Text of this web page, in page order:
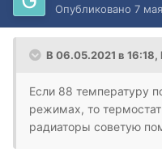
Опубликовано 7
В 06.05.2021 в 16:18,
Если 88 температуру
режимах, то
радиаторы советую